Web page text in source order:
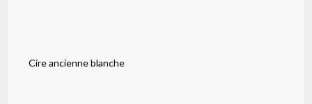
Cire ancienne blanche